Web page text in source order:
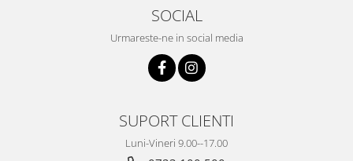
SOCIAL
Urmareste-ne in social media
SUPORT CLIENTI
Luni-Vineri 9.00--17.00